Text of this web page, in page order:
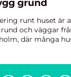
grund
runt huset är
och väggar
där många